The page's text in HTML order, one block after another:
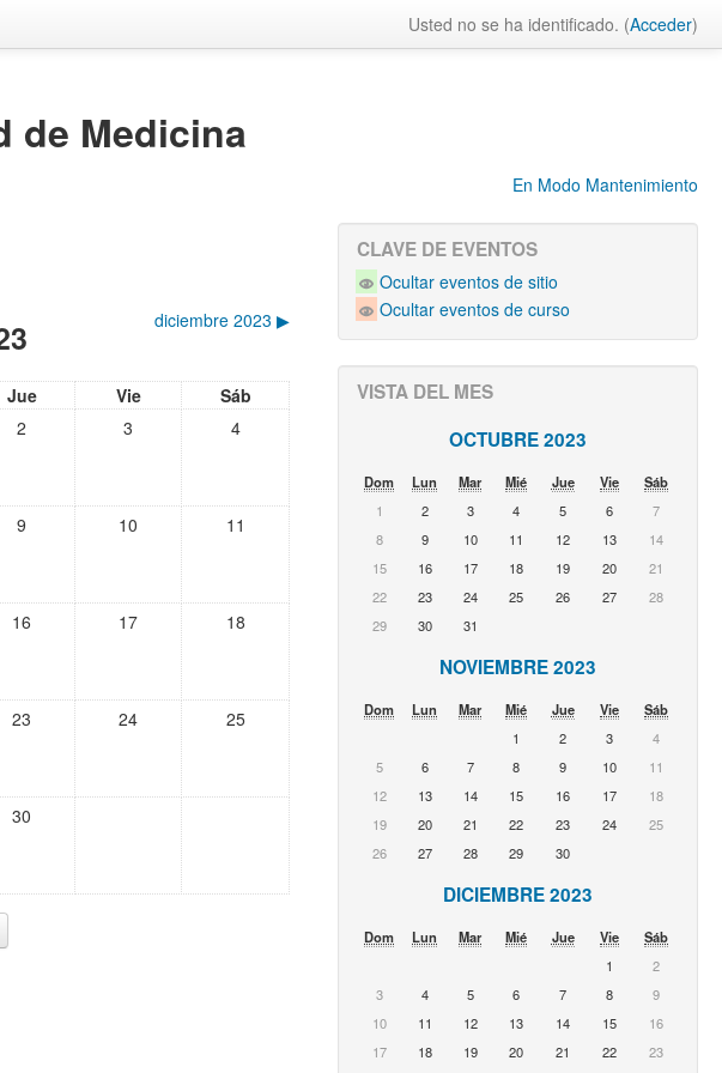
Usted no se ha identificado. (Acceder)
de Medicina
En Modo Mantenimiento
diciembre 2023 ▶︎
Jue Vie
Sáb
2 3 4
9 10 11
16 17 18
23 24 25
30
CLAVE DE EVENTOS
Ocultar eventos de sitio
Ocultar eventos de curso
VISTA DEL MES
OCTUBRE 2023
Dom Lun Mar Mié Jue Vie
Sáb
1
2 3 4 5 6
7
8
9 10 11 12 13
14
15
16 17 18 19 20
21
22
23 24 25 26 27
28
29
30 31
NOVIEMBRE 2023
Dom Lun Mar Mié Jue Vie
Sáb
1
2 3
4
5
6 7 8 9 10
11
12
13 14 15 16 17
18
19
20 21 22 23 24
25
26
27 28 29 30
DICIEMBRE 2023
Dom Lun Mar Mié Jue Vie
Sáb
1
2
3
4 5 6 7 8
9
10
11 12 13 14 15
16
17
18 19 20 21 22
23